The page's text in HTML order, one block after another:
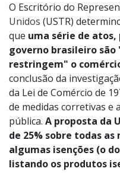
O Escritório do
Unidos (USTR)
que uma série de
governo brasileiro
restringem" o
conclusão da
da Lei de Comércio de
de medidas corretivas e
pública. A proposta da
de 25% sobre todas
algumas isenções (o
listando os produtos